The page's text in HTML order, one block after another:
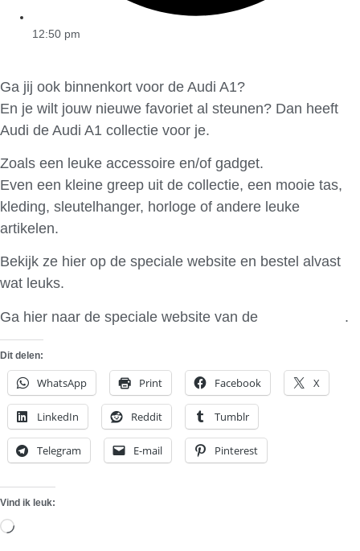
12:50 pm
Ga jij ook binnenkort voor de Audi A1?
En je wilt jouw nieuwe favoriet al steunen? Dan heeft
Audi de Audi A1 collectie voor je.
Zoals een leuke accessoire en/of gadget.
Even een kleine greep uit de collectie, een mooie tas,
kleding, sleutelhanger, horloge of andere leuke
artikelen.
Bekijk ze hier op de speciale website en bestel alvast
wat leuks.
Ga hier naar de speciale website van de .
Dit delen:
WhatsApp Print Facebook X
LinkedIn Reddit Tumblr
Telegram E-mail Pinterest
Vind ik leuk:
Aan